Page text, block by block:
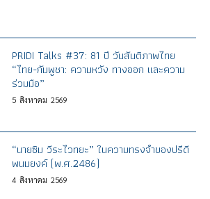
PRIDI Talks #37: 81 ปี วันสันติภาพไทย
“ไทย-กัมพูชา: ความหวัง ทางออก และความ
ร่วมมือ”
5 สิงหาคม 2569
“นายซิม วีระไวทยะ” ในความทรงจำของปรีดี
พนมยงค์ (พ.ศ.2486)
4 สิงหาคม 2569